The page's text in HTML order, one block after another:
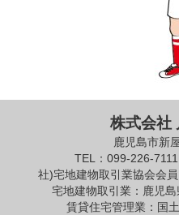
株式会社
鹿児島市新
TEL：099-226-7111
社)宅地建物取引業協会会
宅地建物取引業：鹿児
賃貸住宅管理業：国